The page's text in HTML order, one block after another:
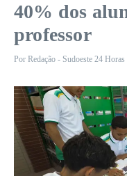
40% dos
professor
Por Redação - Sudoeste 24 Horas